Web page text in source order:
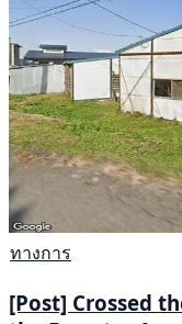
ทางการ
[Post] Crossed